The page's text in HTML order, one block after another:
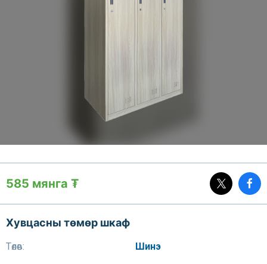
585 мянга ₮
Хувцасны төмөр шкаф
Төлөв: Шинэ